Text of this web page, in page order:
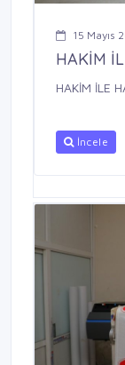
15 Mayıs
HAKİM
HAKİM İLE
İncele